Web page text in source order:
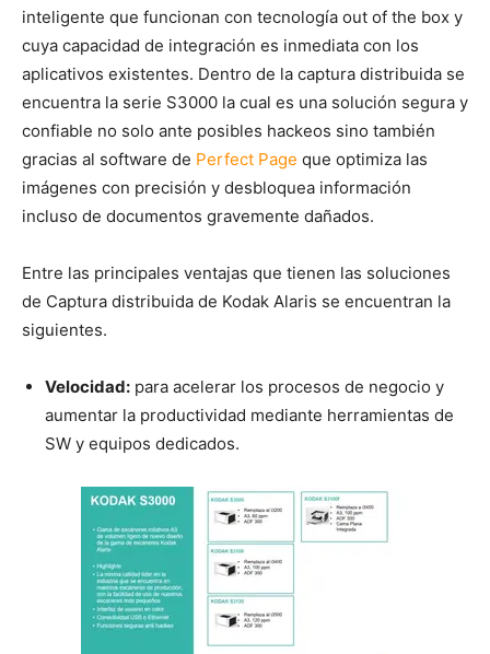
inteligente que funcionan con tecnología out of the box y
cuya capacidad de integración es inmediata con los
aplicativos existentes. Dentro de la captura distribuida se
encuentra la serie S3000 la cual es una solución segura y
confiable no solo ante posibles hackeos sino también
gracias al software de Perfect Page que optimiza las
imágenes con precisión y desbloquea información
incluso de documentos gravemente dañados.
Entre las principales ventajas que tienen las soluciones
de Captura distribuida de Kodak Alaris se encuentran la
siguientes.
Velocidad: para acelerar los procesos de negocio y
aumentar la productividad mediante herramientas de
SW y equipos dedicados.